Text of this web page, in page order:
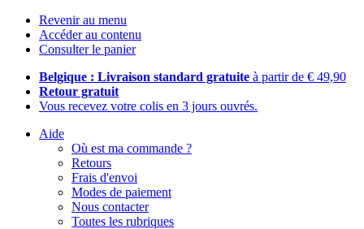
Revenir au menu
Accéder au contenu
Consulter le panier
Belgique : Livraison standard gratuite à partir de € 49,90
Retour gratuit
Vous recevez votre colis en 3 jours ouvrés.
Aide
Où est ma commande ?
Retours
Frais d'envoi
Modes de paiement
Nous contacter
Toutes les rubriques